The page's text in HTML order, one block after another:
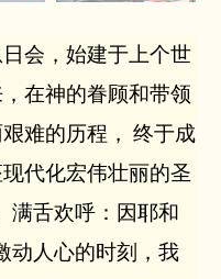
会，始建于上个世
在神的眷顾和带领
难的历程， 终于成
代化宏伟壮丽的圣
满舌欢呼：因耶和
动人心的时刻，我